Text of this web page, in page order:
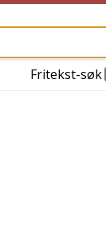
Fritekst-søk